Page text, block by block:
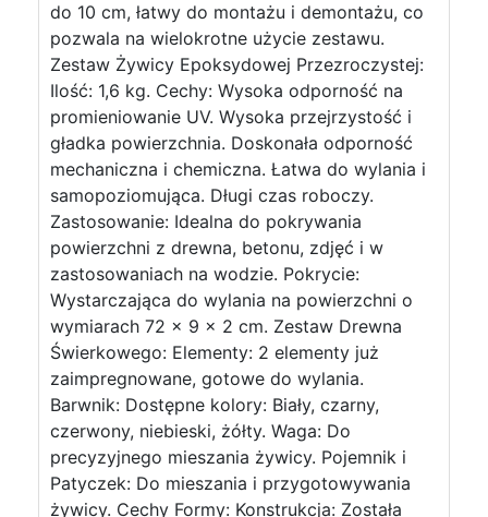
do 10 cm, łatwy do montażu i demontażu, co
pozwala na wielokrotne użycie zestawu.
Zestaw Żywicy Epoksydowej Przezroczystej:
Ilość: 1,6 kg. Cechy: Wysoka odporność na
promieniowanie UV. Wysoka przejrzystość i
gładka powierzchnia. Doskonała odporność
mechaniczna i chemiczna. Łatwa do wylania i
samopoziomująca. Długi czas roboczy.
Zastosowanie: Idealna do pokrywania
powierzchni z drewna, betonu, zdjęć i w
zastosowaniach na wodzie. Pokrycie:
Wystarczająca do wylania na powierzchni o
wymiarach 72 x 9 x 2 cm. Zestaw Drewna
Świerkowego: Elementy: 2 elementy już
zaimpregnowane, gotowe do wylania.
Barwnik: Dostępne kolory: Biały, czarny,
czerwony, niebieski, żółty. Waga: Do
precyzyjnego mieszania żywicy. Pojemnik i
Patyczek: Do mieszania i przygotowywania
żywicy. Cechy Formy: Konstrukcja: Została